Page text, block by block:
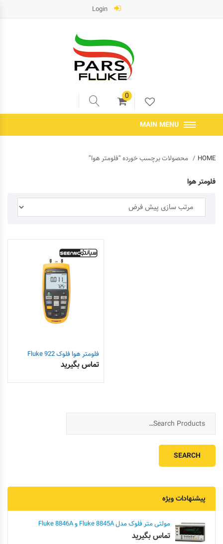
0
MAIN MENU
HOME محصولات برچسب خورده “فلومتر هوا”
فلومتر هوا
فلومتر هوا فلوک Fluke 922
تماس بگیرید
پیشنهادات ویژه
مولتی متر فلوک مدل Fluke 8845A و Fluke 8846A
تماس بگیرید